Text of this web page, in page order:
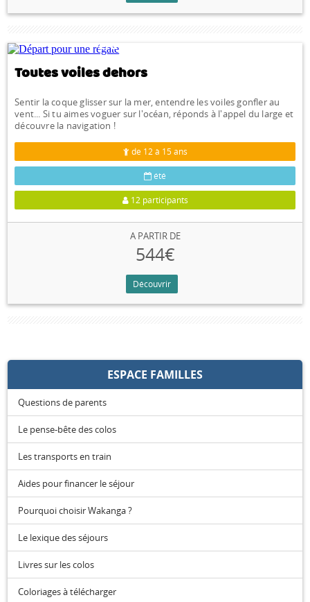
LARMOR-PLAGE (56)
Toutes voiles dehors
Sentir la coque glisser sur la mer, entendre les voiles gonfler au
vent... Si tu aimes voguer sur l'océan, réponds à l'appel du large et
découvre la navigation !
de 12 à 15 ans
été
12 participants
A PARTIR DE
544€
Découvrir
ESPACE FAMILLES
Questions de parents
Le pense-bête des colos
Les transports en train
Aides pour financer le séjour
Pourquoi choisir Wakanga ?
Le lexique des séjours
Livres sur les colos
Coloriages à télécharger